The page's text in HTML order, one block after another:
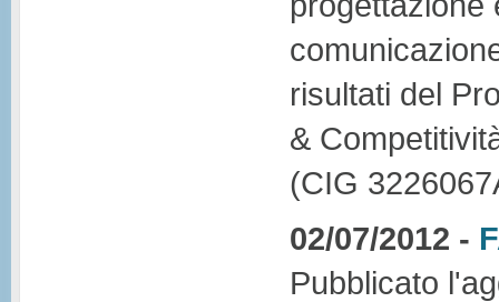
risultati del
&
(CIG
02/07/2012 -
Pubblicato